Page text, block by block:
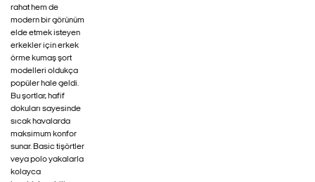
rahat hem de
modern bir görünüm
elde etmek isteyen
erkekler için erkek
örme kumaş şort
modelleri oldukça
popüler hale geldi.
Bu şortlar, hafif
dokuları sayesinde
sıcak havalarda
maksimum konfor
sunar. Basic tişörtler
veya polo yakalarla
kolayca